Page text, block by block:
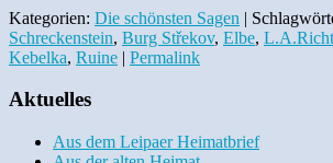
Kategorien: Die schönsten Sagen |
Schreckenstein, Burg Střekov, Elbe,
Kebelka, Ruine | Permalink
Aktuelles
Aus dem Leipaer Heimatbrief